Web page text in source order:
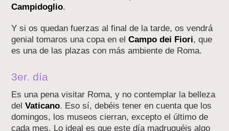
Campidoglio.
Y si os quedan fuerzas al final de la tarde, os vendrá
genial tomaros una copa en elCampo dei Fiori, que
es una de las plazas con más ambiente de Roma.
3er. día
Es una pena visitar Roma, y no contemplar la belleza
delVaticano. Eso sí, debéis tener en cuenta que los
domingos, los museos cierran, excepto el último de
cada mes. Lo ideal es que este día madruguéis algo